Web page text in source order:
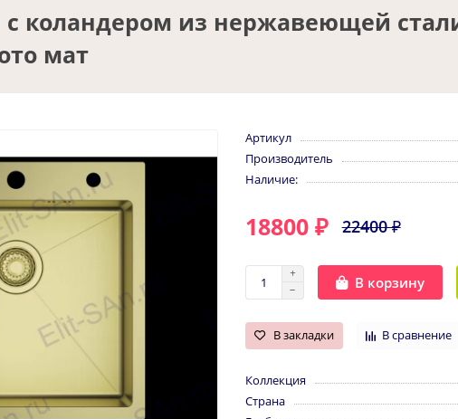
коландером из нержавеющей
мат
Артикул
Производитель
Наличие:
18800 ₽ 22400 ₽
В корзину
В закладки В сравнение
Коллекция
Страна